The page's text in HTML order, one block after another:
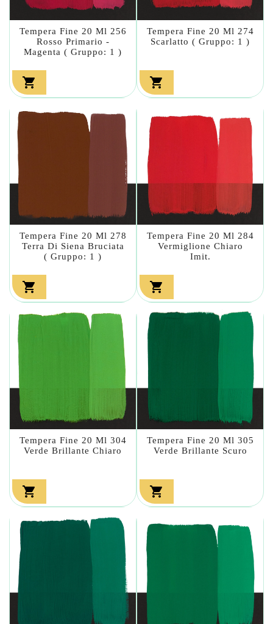
Tempera Fine 20 Ml 256
Rosso Primario -
Magenta ( Gruppo: 1 )

Tempera Fine 20 Ml 274
Scarlatto ( Gruppo: 1 )

Tempera Fine 20 Ml 278
Terra Di Siena Bruciata
( Gruppo: 1 )

Tempera Fine 20 Ml 284
Vermiglione Chiaro
Imit.

Tempera Fine 20 Ml 304
Verde Brillante Chiaro

Tempera Fine 20 Ml 305
Verde Brillante Scuro
